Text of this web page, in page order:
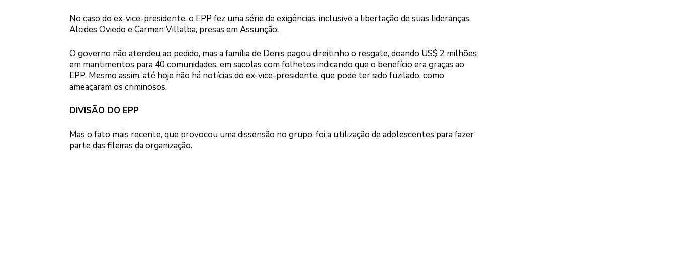
No caso do ex-vice-presidente, o EPP fez uma série de exigências, inclusive a libertação de suas lideranças,
Alcides Oviedo e Carmen Villalba, presas em Assunção.
O governo não atendeu ao pedido, mas a família de Denis pagou direitinho o resgate, doando US$ 2 milhões
em mantimentos para 40 comunidades, em sacolas com folhetos indicando que o benefício era graças ao
EPP. Mesmo assim, até hoje não há notícias do ex-vice-presidente, que pode ter sido fuzilado, como
ameaçaram os criminosos.
DIVISÃO DO EPP
Mas o fato mais recente, que provocou uma dissensão no grupo, foi a utilização de adolescentes para fazer
parte das fileiras da organização.